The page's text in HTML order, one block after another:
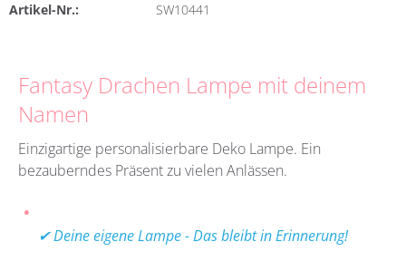
Artikel-Nr.: SW10441
Fantasy Drachen Lampe mit deinem
Namen
Einzigartige personalisierbare Deko Lampe. Ein
bezauberndes Präsent zu vielen Anlässen.
✔ Deine eigene Lampe - Das bleibt in Erinnerung!